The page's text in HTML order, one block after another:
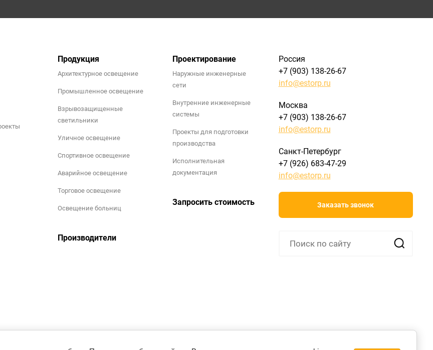
Продукция
Архитектурное освещение
Промышленное освещение
Взрывозащищенные
светильники
Уличное освещение
Спортивное освещение
Аварийное освещение
Торговое освещение
Освещение больниц
Производители
Проектирование
Наружные инженерные
сети
Внутренние инженерные
системы
Проекты для подготовки
производства
Исполнительная
документация
Запросить стоимость
Россия
+7 (903) 138-26-67
info@estorp.ru
Москва
+7 (903) 138-26-67
info@estorp.ru
Санкт-Петербург
+7 (926) 683-47-29
info@estorp.ru
Заказать звонок